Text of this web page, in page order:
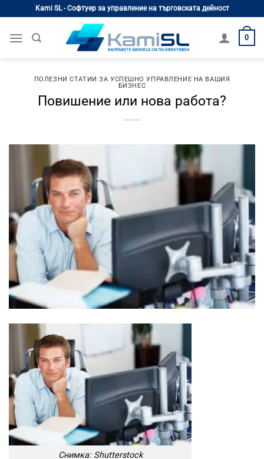
content
Kami SL - Софтуер за управление на търговската дейност
0
ПОЛЕЗНИ СТАТИИ ЗА УСПЕШНО УПРАВЛЕНИЕ НА ВАШИЯ
БИЗНЕС
Повишение или нова работа?
Снимка: Shutterstock